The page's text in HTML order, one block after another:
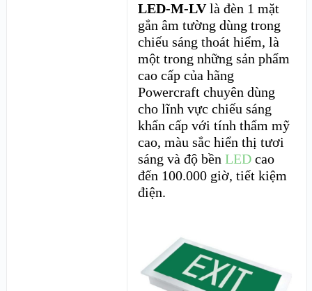
LED-M-LVlà đèn 1 mặt
gắn âm tường dùng trong
chiếu sáng thoát hiểm, là
một trong những sản phẩm
cao cấp của hãng
Powercraft chuyên dùng
cho lĩnh vực chiếu sáng
khẩn cấp với tính thẩm mỹ
cao, màu sắc hiển thị tươi
sáng và độ bềnLED cao
đến 100.000 giờ, tiết kiệm
điện.